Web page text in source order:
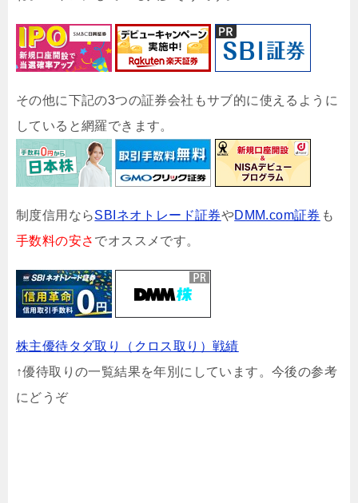
その他に下記の3つの証券会社もサブ的に使えるように
していると網羅できます。
制度信用ならSBIネオトレード証券やDMM.com証券 も
手数料の安さ でオススメです。
株主優待タダ取り（クロス取り）戦績
↑優待取りの一覧結果を年別にしています。今後の参考
にどうぞ